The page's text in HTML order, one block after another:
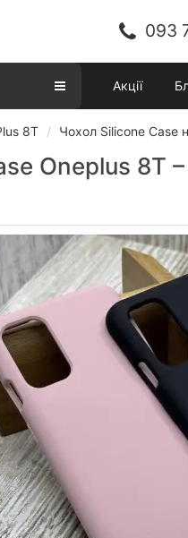
093
Акції
8T Чохол Silicone Case
Oneplus 8T